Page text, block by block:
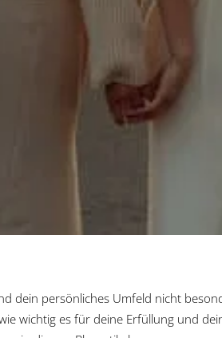
dein persönliches Umfeld nicht
wichtig es für deine Erfüllung und